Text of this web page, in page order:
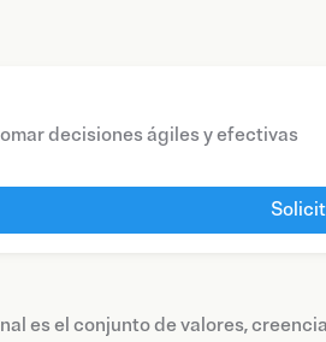
decisiones ágiles y efectivas
es el conjunto de valores,